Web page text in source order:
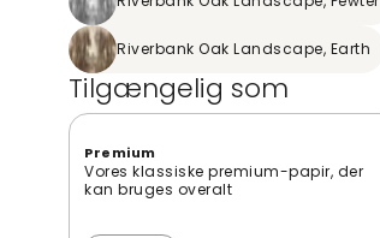
Riverbank Oak Landscape, Earth
Tilgængelig som
Premium
Vores klassiske premium-papir, der
kan bruges overalt